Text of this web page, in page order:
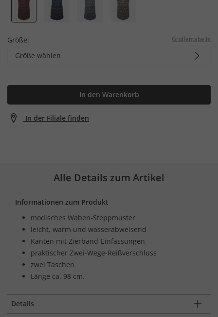
Größe: Größentabelle
Größe wählen
In den Warenkorb
In der Filiale finden
Alle Details zum Artikel
Informationen zum Produkt
modisches Waben-Steppmuster
leicht, warm und wasserabweisend
Kanten mit Zierband-Einfassungen
praktischer Zwei-Wege-Reißverschluss
zwei Taschen
Länge ca. 98 cm.
Details